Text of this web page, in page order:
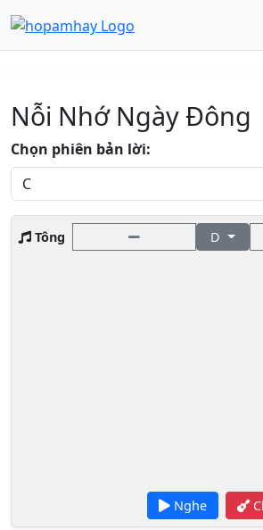
Nỗi Nhớ Ngày Đông
Chọn phiên bản lời:
Tông D
Nghe